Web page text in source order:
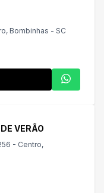
Bombinhas - SC
VERÃO
- Centro,